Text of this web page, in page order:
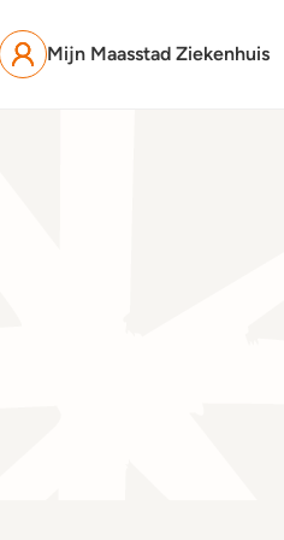
Mijn Maasstad Ziekenhuis